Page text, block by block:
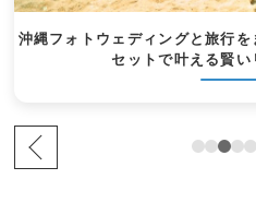
沖縄フォトウェディングと旅行
セットで叶える賢